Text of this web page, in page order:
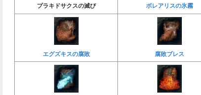
プラキドサクスの滅び ボレアリスの氷霧
エグズキスの腐敗 腐敗ブレス